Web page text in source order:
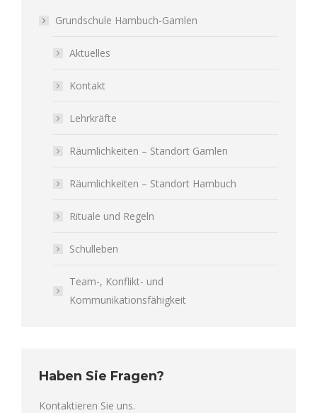
Grundschule Hambuch-Gamlen
Aktuelles
Kontakt
Lehrkräfte
Räumlichkeiten – Standort Gamlen
Räumlichkeiten – Standort Hambuch
Rituale und Regeln
Schulleben
Team-, Konflikt- und
Kommunikationsfähigkeit
Haben Sie Fragen?
Kontaktieren Sie uns.